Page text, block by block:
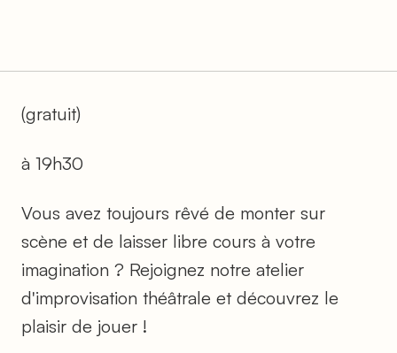
(gratuit)
à 19h30
Vous avez toujours rêvé de monter sur
scène et de laisser libre cours à votre
imagination ? Rejoignez notre atelier
d'improvisation théâtrale et découvrez le
plaisir de jouer !